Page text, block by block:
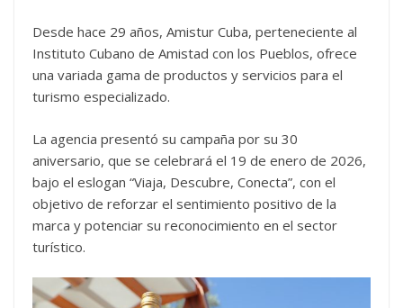
Desde hace 29 años, Amistur Cuba, perteneciente al
Instituto Cubano de Amistad con los Pueblos, ofrece
una variada gama de productos y servicios para el
turismo especializado.
La agencia presentó su campaña por su 30
aniversario, que se celebrará el 19 de enero de 2026,
bajo el eslogan “Viaja, Descubre, Conecta”, con el
objetivo de reforzar el sentimiento positivo de la
marca y potenciar su reconocimiento en el sector
turístico.